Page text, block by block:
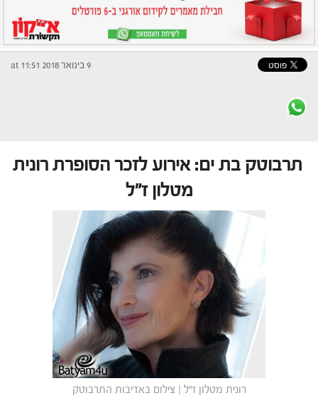
9 בינואר 2018 at 11:51
תרבוטק בת ים: אירוע לזכר הסופרת רונית
מטלון ז"ל
רונית מטלון ז"ל | צילום באדיבות התרבוטק